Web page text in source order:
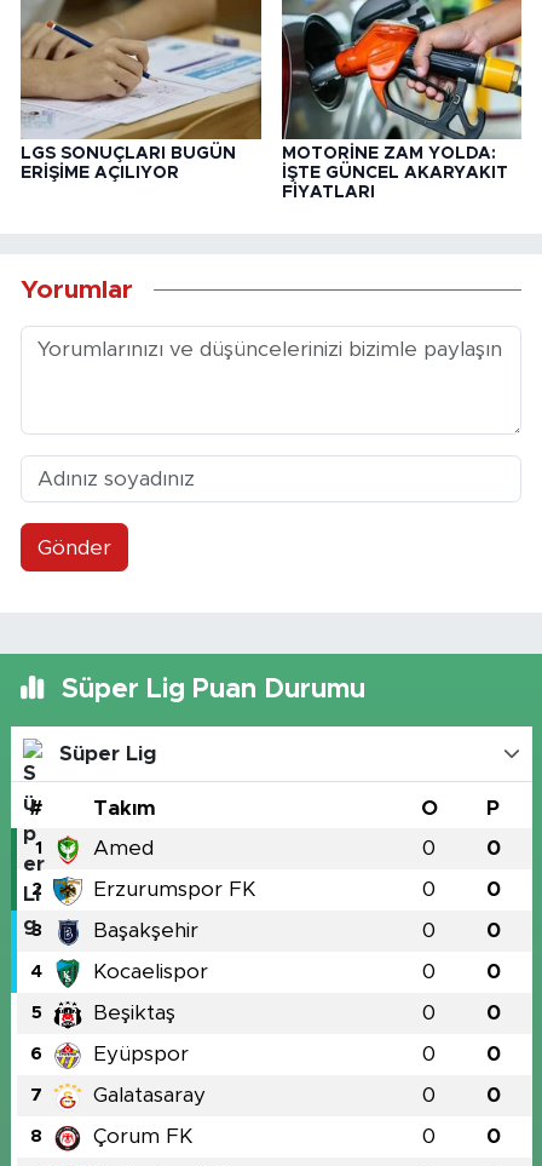
LGS SONUÇLARI BUGÜN
ERİŞİME AÇILIYOR
MOTORİNE ZAM YOLDA:
İŞTE GÜNCEL AKARYAKIT
FİYATLARI
Yorumlar
Gönder
Süper Lig Puan Durumu
Süper Lig
# Takım O P
1 Amed 0 0
2 Erzurumspor FK 0 0
3 Başakşehir 0 0
4 Kocaelispor 0 0
5 Beşiktaş 0 0
6 Eyüpspor 0 0
7 Galatasaray 0 0
8 Çorum FK 0 0